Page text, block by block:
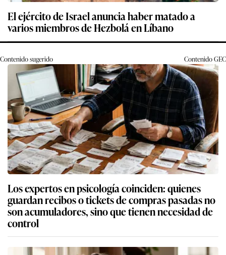
El ejército de Israel anuncia haber matado a
varios miembros de Hezbolá en Líbano
Contenido sugerido ContenidoGEC
Los expertos en psicología coinciden: quienes
guardan recibos o tickets de compras pasadas no
son acumuladores, sino que tienen necesidad de
control